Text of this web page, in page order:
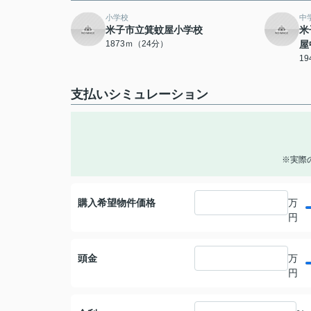
小学校
米子市立箕蚊屋小学校
1873ｍ（24分）
中
米
支払いシミュレーション
※実際
購入希望物件価格
万
円
頭金
万
円